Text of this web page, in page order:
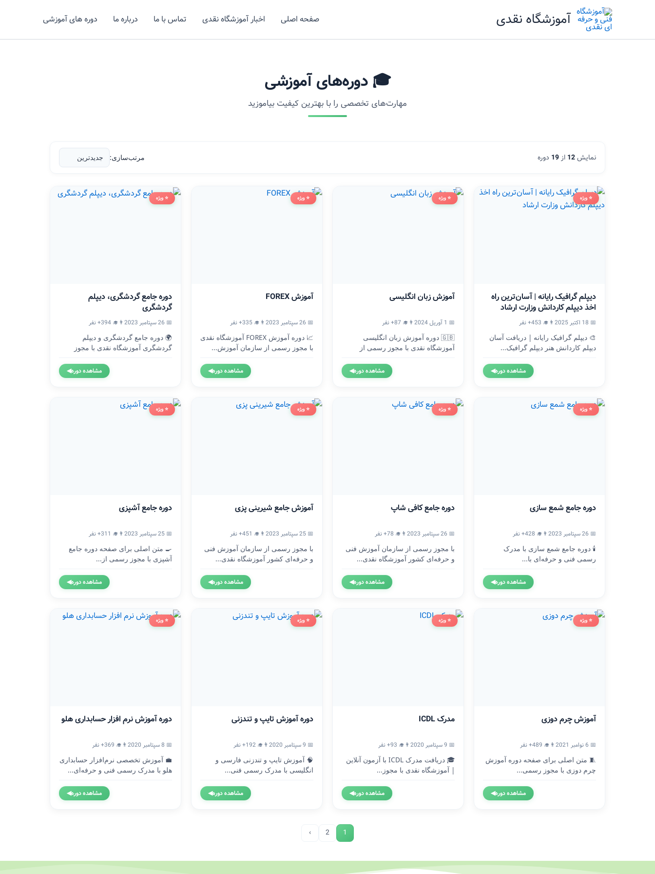
آموزشگاه نقدی صفحه اصلی اخبار آموزشگاه نقدی تماس با ما درباره ما دوره های آموزشی
🎓 دوره‌های آموزشی
مهارت‌های تخصصی را با بهترین کیفیت بیاموزید
نمایش12 از 19 دوره مرتب‌سازی:
⭐ ویژه
دیپلم گرافیک رایانه | آسان‌ترین راه
اخذ دیپلم کاردانش وزارت ارشاد
📅 18 اکتبر 2025
👨‍🎓 453+ نفر
🎨 دیپلم گرافیک رایانه | دریافت آسان
دیپلم کاردانش هنر دیپلم گرافیک...
مشاهده دوره◀
⭐ ویژه
آموزش زبان انگلیسی
📅 1 آوریل 2024
👨‍🎓 87+ نفر
🇬🇧 دوره آموزش زبان انگلیسی
آموزشگاه نقدی با مجوز رسمی از
مشاهده دوره◀
⭐ ویژه
آموزش FOREX
📅 26 سپتامبر 2023
👨‍🎓 335+ نفر
📈 دوره آموزش FOREX آموزشگاه نقدی
با مجوز رسمی از سازمان آموزش...
مشاهده دوره◀
⭐ ویژه
دوره جامع گردشگری، دیپلم
گردشگری
📅 26 سپتامبر 2023
👨‍🎓 394+ نفر
🌍 دوره جامع گردشگری و دیپلم
گردشگری آموزشگاه نقدی با مجوز
مشاهده دوره◀
⭐ ویژه
دوره جامع شمع سازی
📅 26 سپتامبر 2023
👨‍🎓 428+ نفر
🕯️ دوره جامع شمع سازی با مدرک
رسمی فنی و حرفه‌ای با...
مشاهده دوره◀
⭐ ویژه
دوره جامع کافی شاپ
📅 26 سپتامبر 2023
👨‍🎓 78+ نفر
با مجوز رسمی از سازمان آموزش فنی
و حرفه‌ای کشور آموزشگاه نقدی...
مشاهده دوره◀
⭐ ویژه
آموزش جامع شیرینی پزی
📅 25 سپتامبر 2023
👨‍🎓 451+ نفر
با مجوز رسمی از سازمان آموزش فنی
و حرفه‌ای کشور آموزشگاه نقدی...
مشاهده دوره◀
⭐ ویژه
دوره جامع آشپزی
📅 25 سپتامبر 2023
👨‍🎓 311+ نفر
🍳 متن اصلی برای صفحه دوره جامع
آشپزی با مجوز رسمی از...
مشاهده دوره◀
⭐ ویژه
آموزش چرم دوزی
📅 6 نوامبر 2021
👨‍🎓 489+ نفر
🧵 متن اصلی برای صفحه دوره آموزش
چرم دوزی با مجوز رسمی...
مشاهده دوره◀
⭐ ویژه
مدرک ICDL
📅 9 سپتامبر 2020
👨‍🎓 93+ نفر
🎓 دریافت مدرک ICDL با آزمون آنلاین
| آموزشگاه نقدی با مجوز...
مشاهده دوره◀
⭐ ویژه
دوره آموزش تایپ و تندزنی
📅 9 سپتامبر 2020
👨‍🎓 192+ نفر
🧠 آموزش تایپ و تندزنی فارسی و
انگلیسی با مدرک رسمی فنی...
مشاهده دوره◀
⭐ ویژه
دوره آموزش نرم افزار حسابداری هلو
📅 8 سپتامبر 2020
👨‍🎓 369+ نفر
💼 آموزش تخصصی نرم‌افزار حسابداری
هلو با مدرک رسمی فنی و حرفه‌ای...
مشاهده دوره◀
1
2
›